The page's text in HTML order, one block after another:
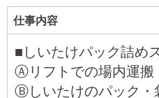
仕事内容
■しいたけパック詰め
Ⓐリフトでの場内運搬
Ⓑしいたけのパック・